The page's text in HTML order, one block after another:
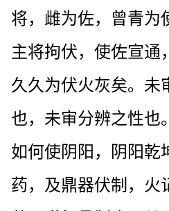
将，雌为佐，曾青为
主将拘伏，使佐宣通
久久为伏火灰矣。未
也，未审分辨之性也
如何使阴阳，阴阳乾
药，及鼎器伏制，火